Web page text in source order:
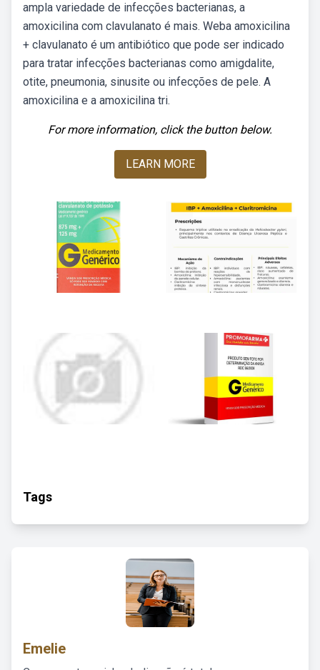
ampla variedade de infecções bacterianas, a
amoxicilina com clavulanato é mais. Weba amoxicilina
+ clavulanato é um antibiótico que pode ser indicado
para tratar infecções bacterianas como amigdalite,
otite, pneumonia, sinusite ou infecções de pele. A
amoxicilina e a amoxicilina tri.
For more information, click the button below.
LEARN MORE
Tags
Emelie